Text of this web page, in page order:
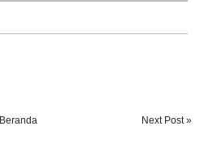
Next Post »
Beranda